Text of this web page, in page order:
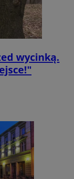
wycinką.